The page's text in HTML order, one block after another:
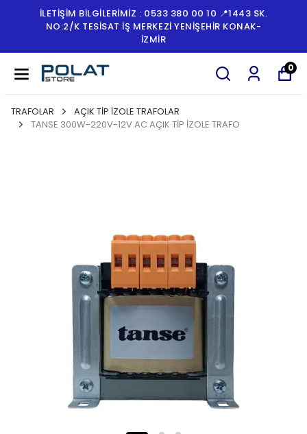
İLETİŞİM BİLGİLERİMİZ : 0533 380 00 10
NO:2/K TESISAT İŞ MERKEZI YENIŞEHIR
0
TRAFOLAR
AÇIK TİP İZOLE TRAFOLAR
TANSE 300W-220V-12V AC AÇIK TİP İZOLE TRAFO